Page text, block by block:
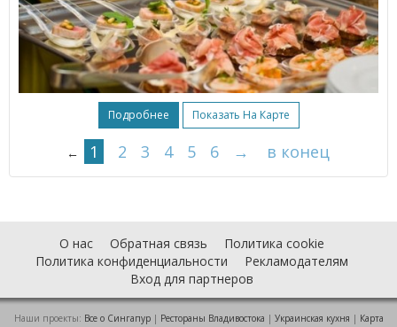
Подробнее Показать На Карте
← 1 2 3 4 5 6 → в конец
О нас Обратная связь
Политика cookie
Политика конфиденциальности
Рекламодателям
Вход для партнеров
Наши проекты: Все о Cингапур| Рестораны Владивостока | Украинская кухня | Карта